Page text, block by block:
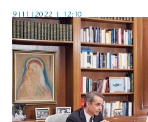
9|11|2022 | 12:10